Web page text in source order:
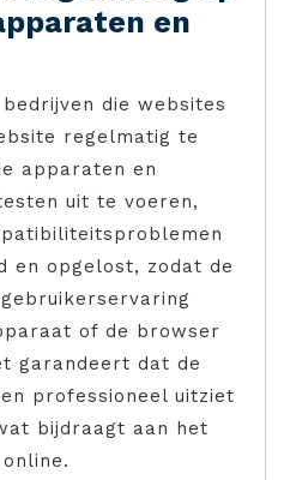
en
die websites
regelmatig te
apparaten en
uit te voeren,
en opgelost, zodat de
of de browser
garandeert dat de
professioneel uitziet
bijdraagt aan het